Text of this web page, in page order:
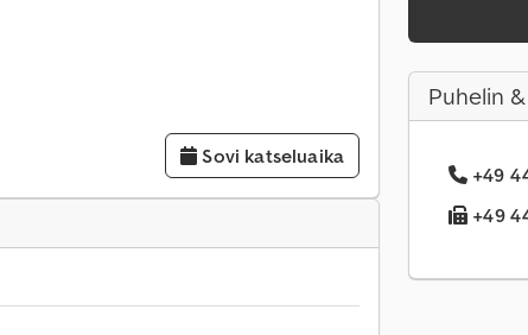
Sovi katseluaika
Puhelin
+49
+49